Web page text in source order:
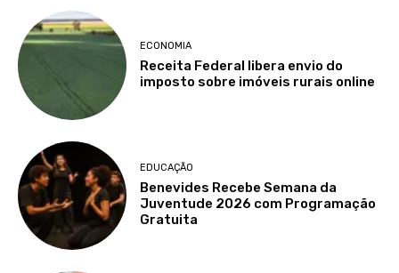
ECONOMIA
Receita Federal libera envio do
imposto sobre imóveis rurais online
EDUCAÇÃO
Benevides Recebe Semana da
Juventude 2026 com Programação
Gratuita